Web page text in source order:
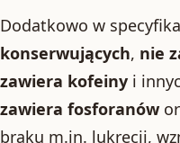
Dodatkowo w
konserwujących, nie
zawiera kofeiny i
zawiera fosforanów
braku m.in. lukrecji,